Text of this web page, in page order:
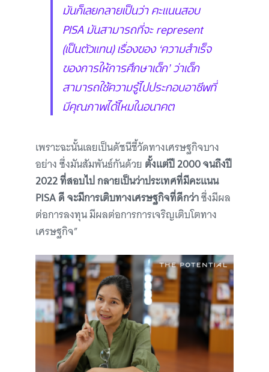
มันก็เลยกลายเป็นว่า คะแนนสอบ
PISA มันสามารถที่จะ represent
(เป็นตัวแทน) เรื่องของ ‘ความสำเร็จ
ของการให้การศึกษาเด็ก’ ว่าเด็ก
สามารถใช้ความรู้ไปประกอบอาชีพที่
มีคุณภาพได้ไหมในอนาคต
เพราะฉะนั้นเลยเป็นดัชนีชี้วัดทางเศรษฐกิจบาง
อย่าง ซึ่งมันสัมพันธ์กันด้วย ตั้งแต่ปี 2000 จนถึงปี
2022 ที่สอบไป กลายเป็นว่าประเทศที่มีคะแนน
PISA ดี จะมีการเติบทางเศรษฐกิจที่ดีกว่าซึ่งมีผล
ต่อการลงทุน มีผลต่อการการเจริญเติบโตทาง
เศรษฐกิจ”